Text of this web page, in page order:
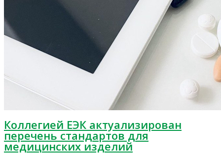
Коллегией ЕЭК актуализирован
перечень стандартов для
медицинских изделий